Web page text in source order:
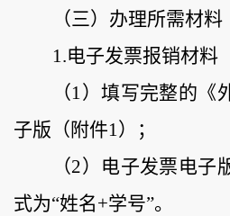
（三） 办理所需材料
1.电子发票报销材料
（1）填写完整的《
子版 （ 附件1）；
（2） 电子发票电子
式为“姓名+学号”。